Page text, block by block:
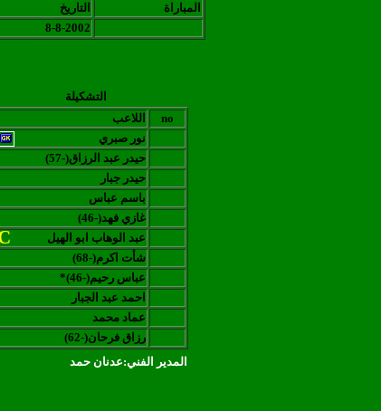
التاريخ
المباراة
8-8-2002
التشكيلة
اللاعب
no
نور صبري
(
حيدر عبد الرزاق(-
57
حيدر جبار
باسم عباس
(
غازي فهد(-
46
عبد الوهاب ابو الهيل
(
شأت اكرم(-68
*(
عباس رحيم(-
46
احمد عبد الجبار
عماد محمد
(
رزاق فرحان(-6
2
المدير الفني:عدنان حمد